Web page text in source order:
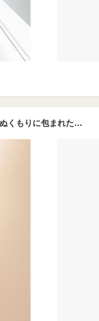
１階通路はＯさんの希望でヘリンボーン張りに。木のぬくもりに包まれたナチュラルな空間に、トイレの青い扉がアクセントとして利いている